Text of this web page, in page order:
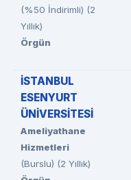
(%50 İndirimli) (2
Yıllık)
Örgün
İSTANBUL
ESENYURT
ÜNİVERSİTESİ
Ameliyathane
Hizmetleri
(Burslu) (2 Yıllık)